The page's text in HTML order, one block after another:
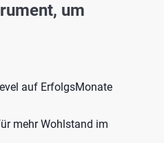
um
auf ErfolgsMonate
mehr Wohlstand im